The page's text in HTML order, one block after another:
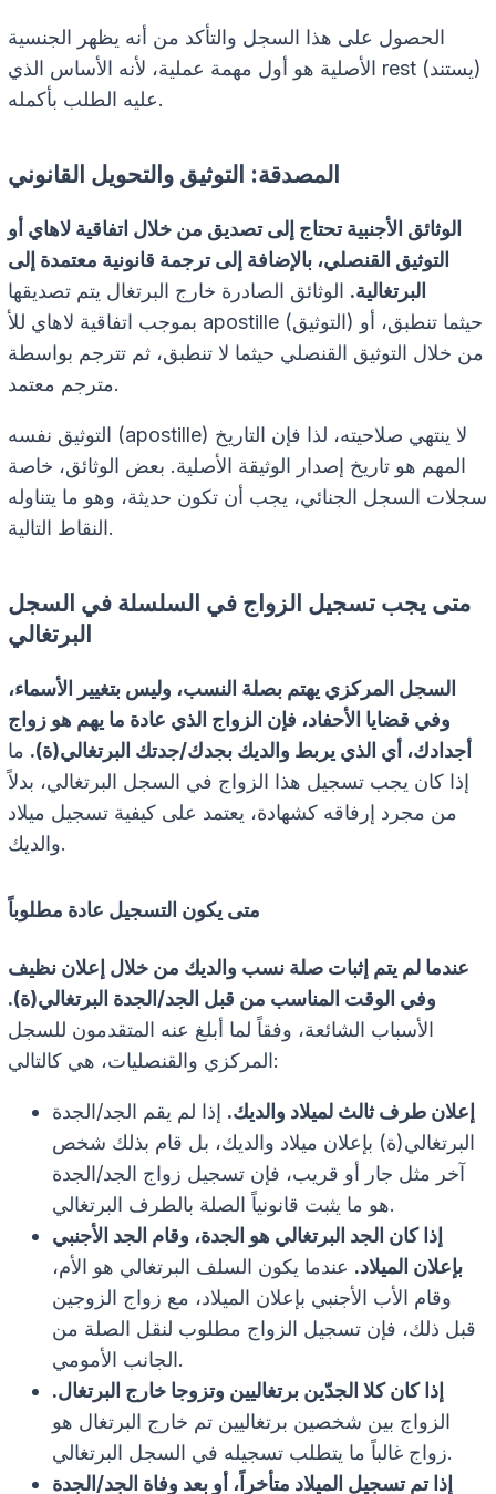
الحصول على هذا السجل والتأكد من أنه يظهر الجنسية
الأصلية هو أول مهمة عملية، لأنه الأساس الذي rest (يستند)
عليه الطلب بأكمله.
المصدقة: التوثيق والتحويل القانوني
الوثائق الأجنبية تحتاج إلى تصديق من خلال اتفاقية لاهاي أو
التوثيق القنصلي، بالإضافة إلى ترجمة قانونية معتمدة إلى
البرتغالية. الوثائق الصادرة خارج البرتغال يتم تصديقها
بموجب اتفاقية لاهاي للأ apostille (التوثيق) حيثما تنطبق، أو
من خلال التوثيق القنصلي حيثما لا تنطبق، ثم تترجم بواسطة
مترجم معتمد.
التوثيق نفسه (apostille) لا ينتهي صلاحيته، لذا فإن التاريخ
المهم هو تاريخ إصدار الوثيقة الأصلية. بعض الوثائق، خاصة
سجلات السجل الجنائي، يجب أن تكون حديثة، وهو ما يتناوله
النقاط التالية.
متى يجب تسجيل الزواج في السلسلة في السجل
البرتغالي
السجل المركزي يهتم بصلة النسب، وليس بتغيير الأسماء،
وفي قضايا الأحفاد، فإن الزواج الذي عادة ما يهم هو زواج
أجدادك، أي الذي يربط والديك بجدك/جدتك البرتغالي(ة). ما
إذا كان يجب تسجيل هذا الزواج في السجل البرتغالي، بدلاً
من مجرد إرفاقه كشهادة، يعتمد على كيفية تسجيل ميلاد
والديك.
متى يكون التسجيل عادة مطلوباً
عندما لم يتم إثبات صلة نسب والديك من خلال إعلان نظيف
وفي الوقت المناسب من قبل الجد/الجدة البرتغالي(ة).
الأسباب الشائعة، وفقاً لما أبلغ عنه المتقدمون للسجل
المركزي والقنصليات، هي كالتالي:
إعلان طرف ثالث لميلاد والديك. إذا لم يقم الجد/الجدة
البرتغالي(ة) بإعلان ميلاد والديك، بل قام بذلك شخص
آخر مثل جار أو قريب، فإن تسجيل زواج الجد/الجدة
هو ما يثبت قانونياً الصلة بالطرف البرتغالي.
إذا كان الجد البرتغالي هو الجدة، وقام الجد الأجنبي
بإعلان الميلاد. عندما يكون السلف البرتغالي هو الأم،
وقام الأب الأجنبي بإعلان الميلاد، مع زواج الزوجين
قبل ذلك، فإن تسجيل الزواج مطلوب لنقل الصلة من
الجانب الأمومي.
إذا كان كلا الجدّين برتغاليين وتزوجا خارج البرتغال.
الزواج بين شخصين برتغاليين تم خارج البرتغال هو
زواج غالباً ما يتطلب تسجيله في السجل البرتغالي.
إذا تم تسجيل الميلاد متأخراً، أو بعد وفاة الجد/الجدة